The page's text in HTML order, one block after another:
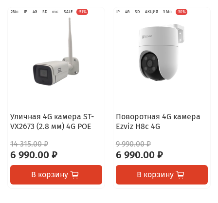
2Мп IP 4G SD mic SALE -51%
Уличная 4G камера ST-
VX2673 (2.8 мм) 4G POE
14 315.00 ₽
6 990.00 ₽
В корзину
IP 4G SD АКЦИЯ 3 Мп -30%
Поворотная 4G камера
Ezviz H8c 4G
9 990.00 ₽
6 990.00 ₽
В корзину